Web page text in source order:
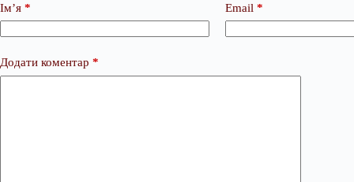
Ім’я * Email *
Додати коментар *